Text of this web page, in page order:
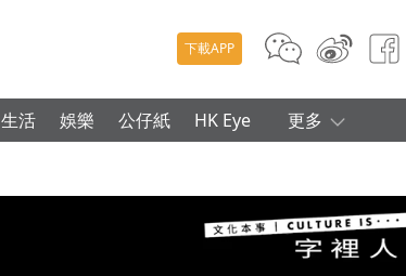
下載APP
生活 娛樂 公仔紙 HK Eye 更多